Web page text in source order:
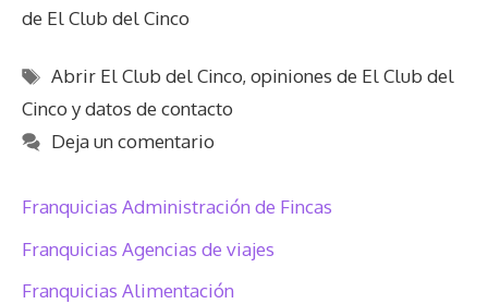
de El Club del Cinco
Etiquetas
Abrir El Club del Cinco,opiniones de El Club del
Cinco y datos de contacto
Deja un comentario
Franquicias Administración de Fincas
Franquicias Agencias de viajes
Franquicias Alimentación